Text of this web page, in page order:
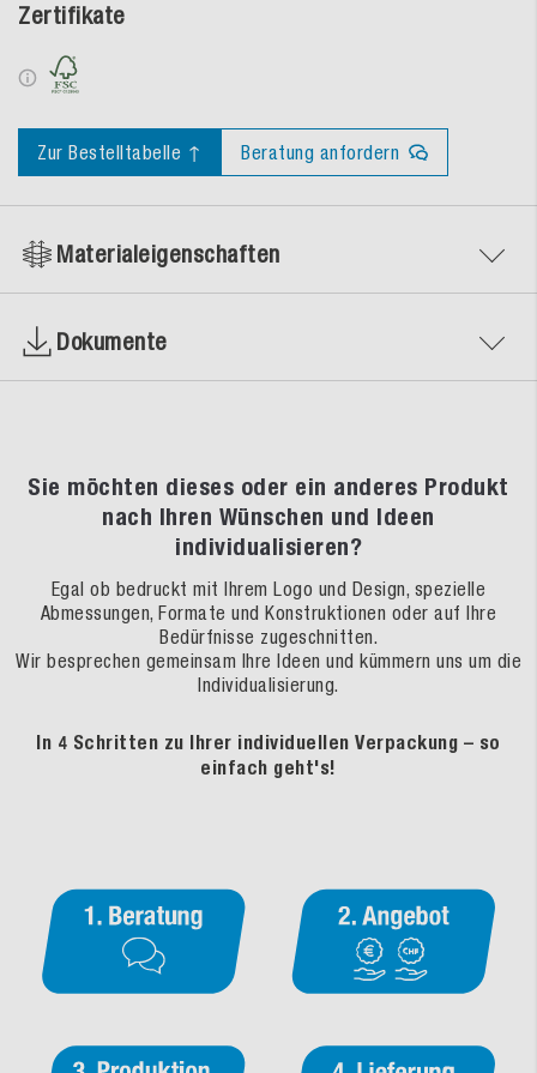
Zertifikate
Zur Bestelltabelle ↑ Beratung anfordern
Materialeigenschaften
Dokumente
Sie möchten dieses oder ein anderes Produkt
nach Ihren Wünschen und Ideen
individualisieren?
Egal ob bedruckt mit Ihrem Logo und Design, spezielle
Abmessungen, Formate und Konstruktionen oder auf Ihre
Bedürfnisse zugeschnitten.
Wir besprechen gemeinsam Ihre Ideen und kümmern uns um die
Individualisierung.
In 4 Schritten zu Ihrer individuellen Verpackung – so
einfach geht's!